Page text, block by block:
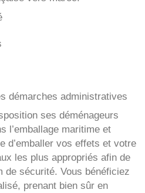
démarches administratives
ses déménageurs
l’emballage maritime et
d’emballer vos effets et votre
les plus appropriés afin de
de sécurité. Vous bénéficiez
prenant bien sûr en